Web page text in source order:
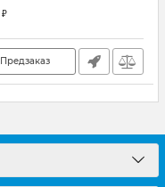
₽
Предзаказ